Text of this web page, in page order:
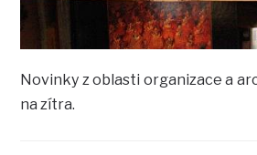
Novinky z oblasti organizace a
na zítra.